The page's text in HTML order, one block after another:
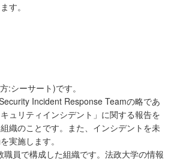
す。
:シーサート)です。
Incident Response Teamの略であ
ュリティインシデント」に関する報告を
織のことです。また、インシデントを未
実施します。
職員で構成した組織です。法政大学の情報